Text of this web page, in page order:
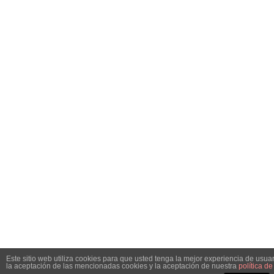
Este sitio web utiliza cookies para que usted tenga la mejor experiencia de
la aceptación de las mencionadas cookies y la aceptación de nuestra política